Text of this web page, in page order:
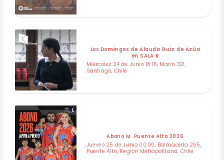
Los Domingos de Alauda Ruiz de Azúa
en SALA K
Miércoles 24 de Junio 18:15, Marín 321,
Santiago, Chile
Abono M. Puente Alto 2026
Jueves 25 de Junio 00:00, Balmaceda 265,
Puente Alto, Región Metropolitana, Chile